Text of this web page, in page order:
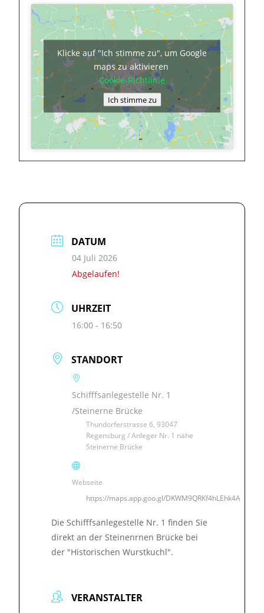
Klicke auf "Ich stimme zu", um Google
maps zu aktivieren
Cookie-Richtlinie
Ich stimme zu
DATUM
04 Juli 2026
Abgelaufen!
UHRZEIT
16:00 - 16:50
STANDORT
Schifffsanlegestelle Nr. 1
/Steinerne Brücke
Thundorferstrasse 6, 93047
Regensburg / Anleger Nr. 1 nähe
Steinerne Brücke
Webseite
https://maps.app.goo.gl/DKWM9QRKf4hLEhk4A
Die Schifffsanlegestelle Nr. 1 finden Sie
direkt an der Steinenrnen Brücke bei
der "Historischen Wurstkuchl".
VERANSTALTER